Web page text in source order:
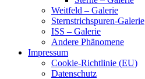
Weitfeld – Galerie
Sternstrichspuren-Galerie
ISS – Galerie
Andere Phänomene
Impressum
Cookie-Richtlinie (EU)
Datenschutz